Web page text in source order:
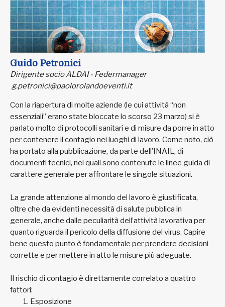
Guido Petronici
Dirigente socio ALDAI - Federmanager
g.petronici@paolorolandoeventi.it
Con la riapertura di molte aziende (le cui attività “non
essenziali” erano state bloccate lo scorso 23 marzo) si è
parlato molto di protocolli sanitari e di misure da porre in atto
per contenere il contagio nei luoghi di lavoro. Come noto, ciò
ha portato alla pubblicazione, da parte dell’INAIL, di
documenti tecnici, nei quali sono contenute le linee guida di
carattere generale per affrontare le singole situazioni.
La grande attenzione al mondo del lavoro è giustificata,
oltre che da evidenti necessità di salute pubblica in
generale, anche dalle peculiarità dell’attività lavorativa per
quanto riguarda il pericolo della diffusione del virus. Capire
bene questo punto è fondamentale per prendere decisioni
corrette e per mettere in atto le misure più adeguate.
Il rischio di contagio è direttamente correlato a quattro
fattori:
Esposizione